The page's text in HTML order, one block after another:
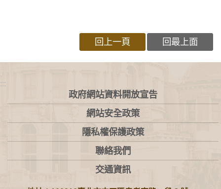
回上一頁 回最上面
:::
政府網站資料開放宣告
網站安全政策
隱私權保護政策
聯絡我們
交通資訊